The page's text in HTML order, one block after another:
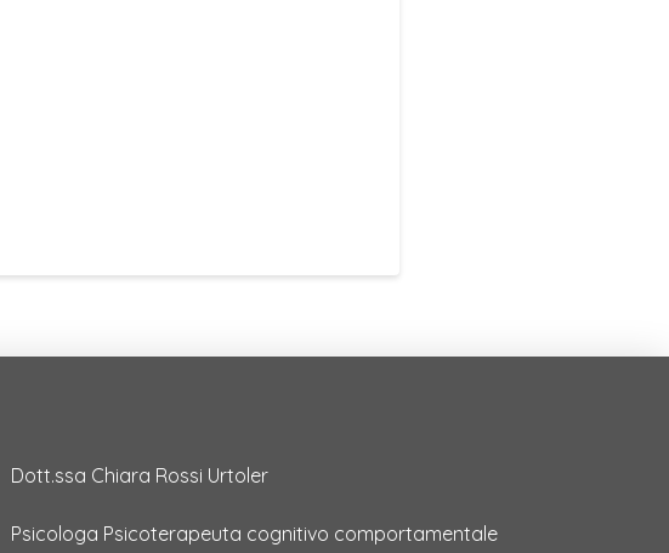
Dott.ssa Chiara Rossi Urtoler
Psicologa Psicoterapeuta cognitivo comportamentale